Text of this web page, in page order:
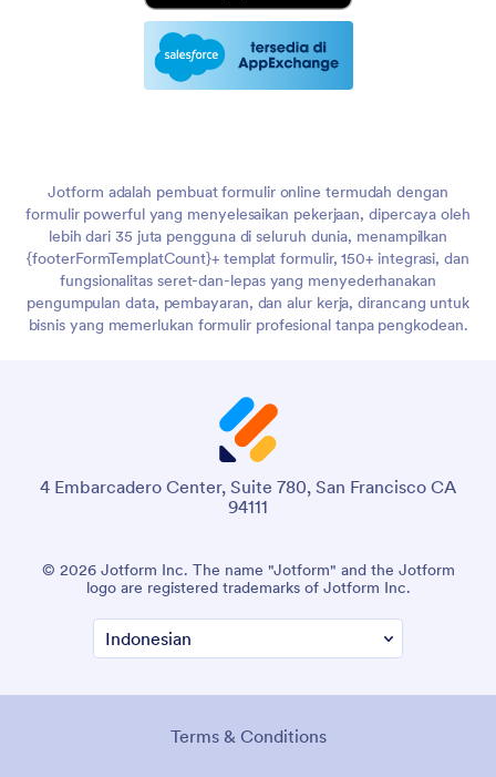
Jotform adalah pembuat formulir online termudah dengan
formulir powerful yang menyelesaikan pekerjaan, dipercaya oleh
lebih dari 35 juta pengguna di seluruh dunia, menampilkan
{footerFormTemplatCount}+ templat formulir, 150+ integrasi, dan
fungsionalitas seret-dan-lepas yang menyederhanakan
pengumpulan data, pembayaran, dan alur kerja, dirancang untuk
bisnis yang memerlukan formulir profesional tanpa pengkodean.
4 Embarcadero Center, Suite 780, San Francisco CA
94111
© 2026 Jotform Inc. Nama "Jotform" dan logo Jotform adalah
merek dagang terdaftar dari Jotform Inc.
Syarat & Ketentuan